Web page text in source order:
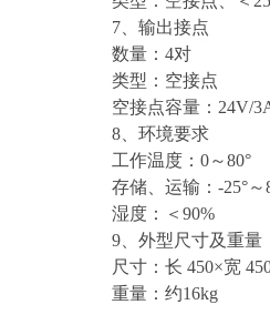
7、输出接点
数量：4对
类型：空接点
空接点容量：24V/
8、环境要求
工作温度：0～80°
存储、运输：-25°～
湿度：＜90%
9、外型尺寸及重量
尺寸：长 450×宽
重量：约16kg